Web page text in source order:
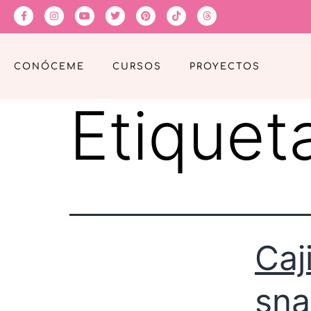
CONÓCEME CURSOS PROYECTOS